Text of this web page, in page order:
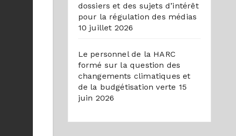
dossiers et des sujets d’intérêt
pour la régulation des médias
10 juillet 2026
Le personnel de la HARC
formé sur la question des
changements climatiques et
de la budgétisation verte 15
juin 2026